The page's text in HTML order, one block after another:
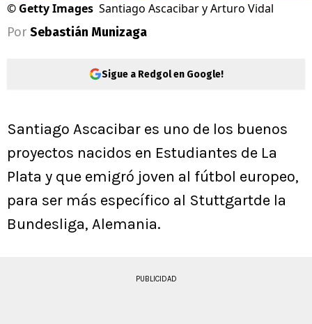
© Getty Images Santiago Ascacibar y Arturo Vidal
Por Sebastián Munizaga
Sigue a Redgol en Google!
Santiago Ascacibar es uno de los buenos
proyectos nacidos en Estudiantes de La
Plata y que emigró joven al fútbol europeo,
para ser más específico al Stuttgartde la
Bundesliga, Alemania.
PUBLICIDAD